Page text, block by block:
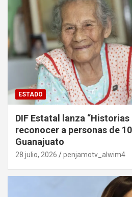
ESTADO
DIF Estatal lanza
reconocer a personas de
Guanajuato
28 julio, 2026 penjamotv_alwim4